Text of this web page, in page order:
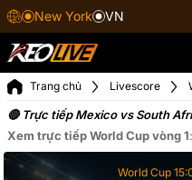
New York VN
Trang chủ Livescore
🔴 Trực tiếp Mexico vs South
Xem trực tiếpWorld Cupvòng 1:
World Cup